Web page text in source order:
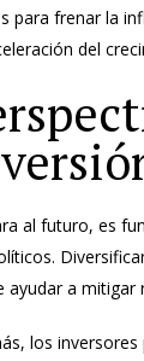
para frenar la
del
al futuro, es
ayudar a mitigar
los